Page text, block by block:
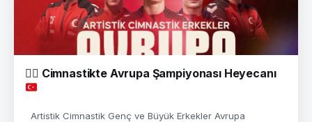
🤸‍♂️ Cimnastikte Avrupa Şampiyonası Heyecanı
Artistik Cimnastik Genç ve Büyük Erkekler Avrupa